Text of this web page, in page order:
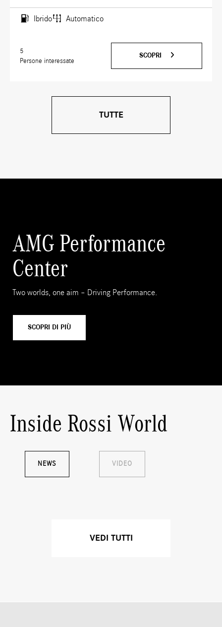
Ibrido Automatico
5
Persone interessate
SCOPRI
TUTTE
AMG Performance
Center
Two worlds, one aim – Driving Performance.
SCOPRI DI PIÙ
Inside Rossi World
NEWS VIDEO
VEDI TUTTI